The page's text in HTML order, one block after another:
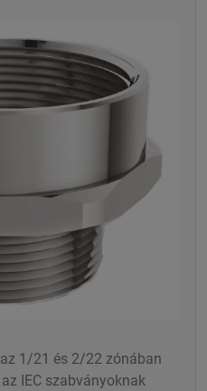
1/21 és 2/22 zónában
IEC szabványoknak